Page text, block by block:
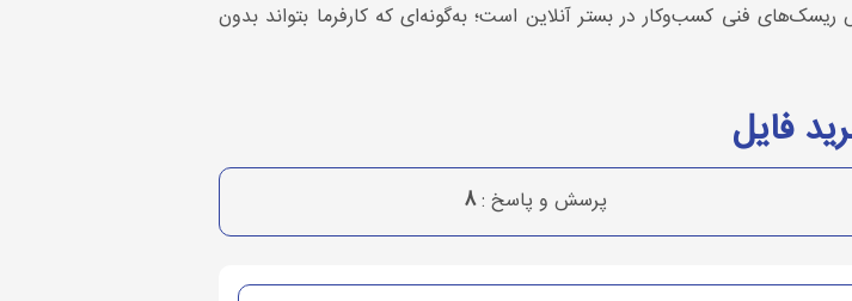
فنی کسب‌وکار در بستر آنلاین است؛ به‌گونه‌ای که کارفرما بتواند بدون
فایل
پرسش و پاسخ :8